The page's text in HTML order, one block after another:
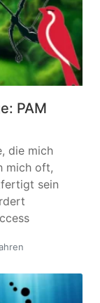
PAM
die mich
mich oft,
sein
lernen wir